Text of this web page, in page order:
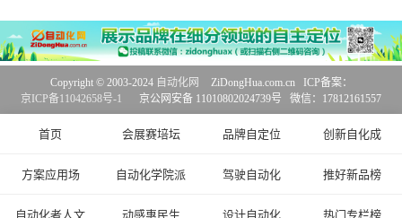
首页 会展赛培坛 品牌自定位 创新自化成
方案应用场 自动化学院派 驾驶自动化 推好新品榜
自动化者人文 动感惠民生 设计自动化 热门专栏榜
Copyright © 2003-2024 自动化网
ZiDongHua.com.cn ICP备案：
京ICP备11042658号-1
京公网安备 11010802024739号 微信：17812161557